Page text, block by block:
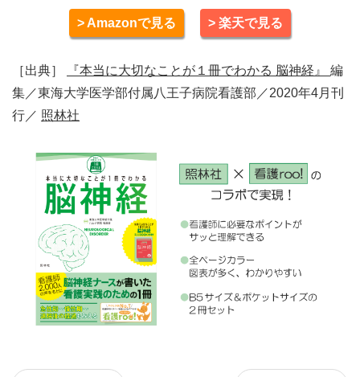
> Amazonで見る > 楽天で見る
［出典］ 『本当に大切なことが１冊でわかる 脳神経』 編
集／東海大学医学部付属八王子病院看護部／2020年4月刊
行／ 照林社